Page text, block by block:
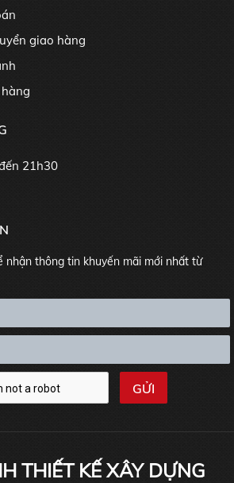
giao hàng
21h30
nhận thông tin khuyến mãi mới nhất từ
THIẾT KẾ XÂY DỰNG